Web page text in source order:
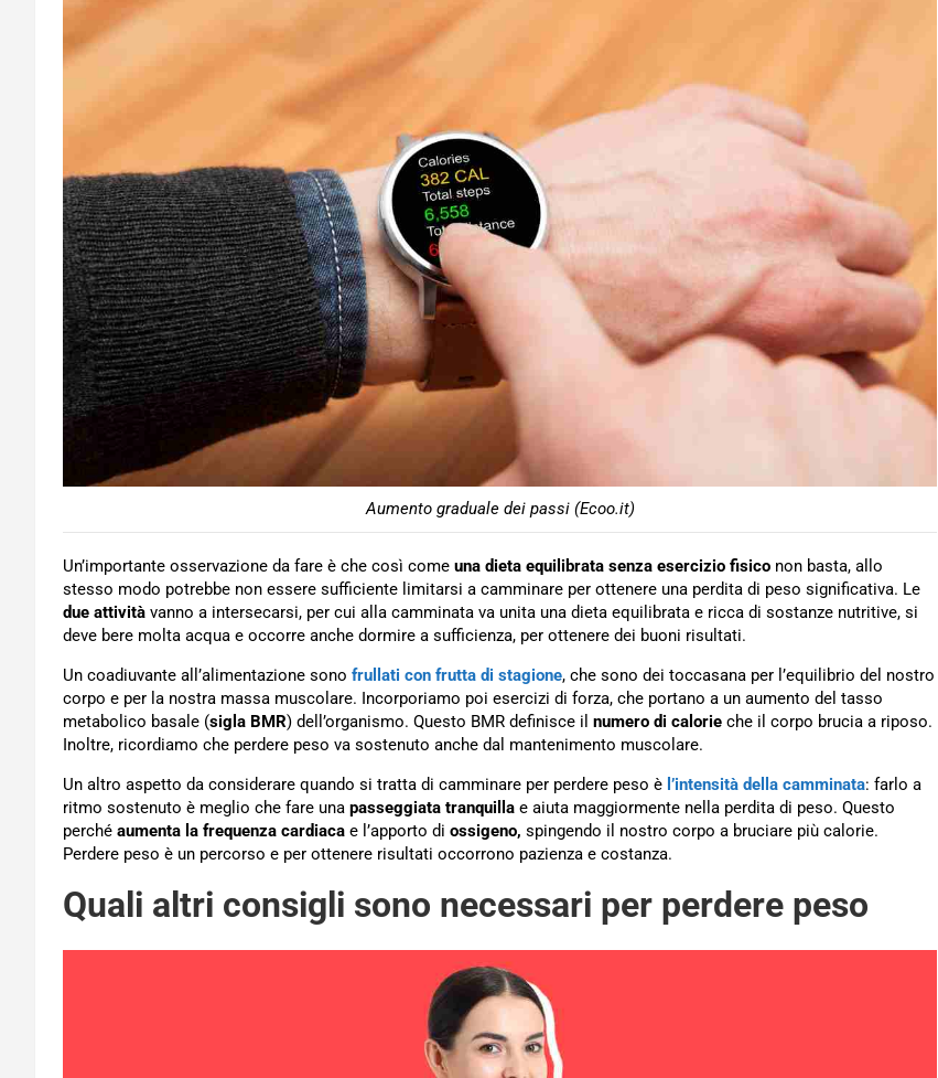
Aumento graduale dei passi (Ecoo.it)
Un’importante osservazione da fare è che così come una dieta equilibrata senza esercizio fisico non basta, allo
stesso modo potrebbe non essere sufficiente limitarsi a camminare per ottenere una perdita di peso significativa. Le
due attività vanno a intersecarsi, per cui alla camminata va unita una dieta equilibrata e ricca di sostanze nutritive, si
deve bere molta acqua e occorre anche dormire a sufficienza, per ottenere dei buoni risultati.
Un coadiuvante all’alimentazione sono frullati con frutta di stagione, che sono dei toccasana per l’equilibrio del nostro
corpo e per la nostra massa muscolare. Incorporiamo poi esercizi di forza, che portano a un aumento del tasso
metabolico basale (sigla BMR) dell’organismo. Questo BMR definisce il numero di calorie che il corpo brucia a riposo.
Inoltre, ricordiamo che perdere peso va sostenuto anche dal mantenimento muscolare.
Un altro aspetto da considerare quando si tratta di camminare per perdere peso è l’intensità della camminata: farlo a
ritmo sostenuto è meglio che fare una passeggiata tranquilla e aiuta maggiormente nella perdita di peso. Questo
perché aumenta la frequenza cardiaca e l’apporto di ossigeno, spingendo il nostro corpo a bruciare più calorie.
Perdere peso è un percorso e per ottenere risultati occorrono pazienza e costanza.
Quali altri consigli sono necessari per perdere peso